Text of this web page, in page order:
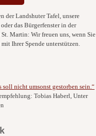
der Landshuter Tafel, unsere
das Bürgerfenster in der
Martin: Wir freuen uns, wenn Sie
Ihrer Spende unterstützen.
soll nicht umsonst gestorben sein.“
Tobias Haberl, Unter